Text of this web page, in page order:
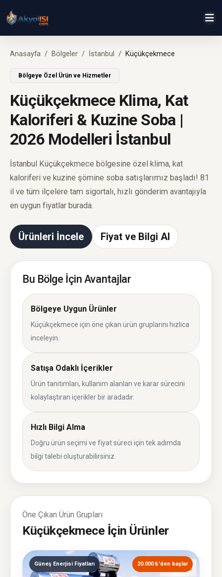
Anasayfa Bölgeler İstanbul Küçükçekmece
Bölgeye Özel Ürün ve Hizmetler
Küçükçekmece Klima, Kat
Kaloriferi & Kuzine Soba |
2026 Modelleri İstanbul
İstanbul Küçükçekmece bölgesine özel klima, kat
kaloriferi ve kuzine şömine soba satışlarımız başladı! 81
il ve tüm ilçelere tam sigortalı, hızlı gönderim avantajıyla
en uygun fiyatlar burada.
Ürünleri İncele Fiyat ve Bilgi Al
Bu Bölge İçin Avantajlar
Bölgeye Uygun Ürünler
Küçükçekmece için öne çıkan ürün gruplarını hızlıca
inceleyin.
Satışa Odaklı İçerikler
Ürün tanıtımları, kullanım alanları ve karar sürecini
kolaylaştıran içerikler bir aradadır.
Hızlı Bilgi Alma
Doğru ürün seçimi ve fiyat süreci için tek adımda
bilgi talebi oluşturabilirsiniz.
Öne Çıkan Ürün Grupları
Küçükçekmece İçin Ürünler
Güneş Enerjisi Fiyatları 20.000 ₺'den başlar